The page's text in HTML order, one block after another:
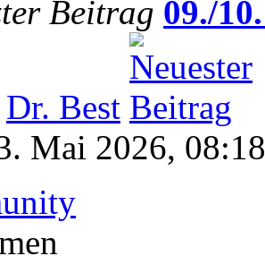
Beitrag 09./
Dr. Best
Mai 2026, 08:18